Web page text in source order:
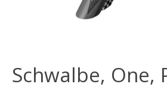
Schwalbe, One,